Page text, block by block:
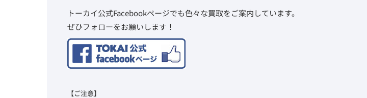
トーカイ公式Facebookページでも色々な買取をご案内しています。
ぜひフォローをお願いします！
【ご注意】